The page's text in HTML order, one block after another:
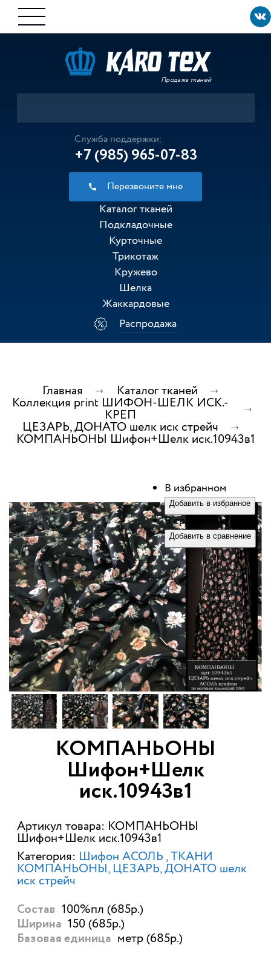
Продажа тканей
Служба поддержки:
+7 (985) 965-07-83
Перезвоните мне
Каталог тканей
Подкладочные
Курточные
Трикотаж
Кружево
Шелка
Жаккардовые
Распродажа
Главная Каталог тканей
Коллекция print ШИФОН-ШЕЛК ИСК.-
КРЕП
ЦЕЗАРЬ, ДОНАТО шелк иск стрейч
КОМПАНЬОНЫ Шифон+Шелк иск.10943в1
КОМПАНЬОНЫ
Шифон+Шелк
иск.10943в1
Артикул товара: КОМПАНЬОНЫ
Шифон+Шелк иск.10943в1
Категория: Шифон АСОЛЬ ТКАНИ
КОМПАНЬОНЫ ЦЕЗАРЬ, ДОНАТО шелк
иск стрейч
Состав 100%пл (685р.)
Ширина 150 (685р.)
Базовая единица метр (685р.)
В избранном
Добавить в избранное
В сравнении
Добавить в сравнение